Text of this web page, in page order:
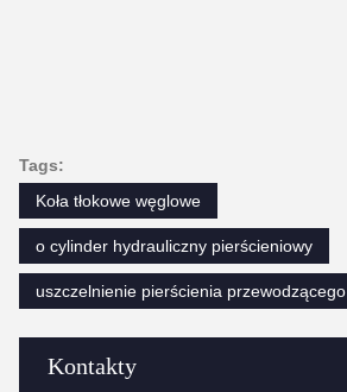
Kontakty
Tags:
Koła tłokowe węglowe
o cylinder hydrauliczny pierścieniowy
uszczelnienie pierścienia przewodzącego